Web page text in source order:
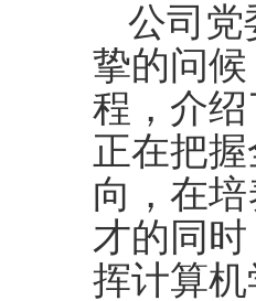
公司党
挚的问
程，介
正在把
向，在
才的同
挥计算